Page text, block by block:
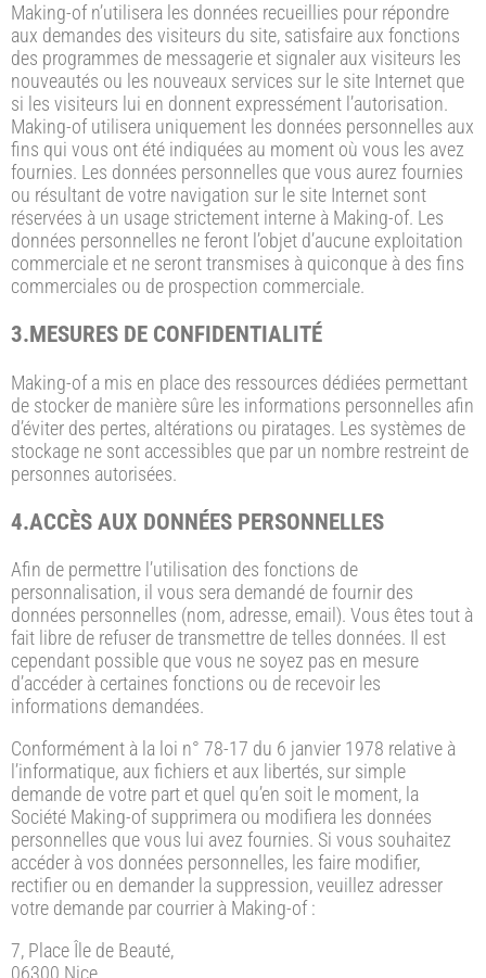
Making-of n’utilisera les données recueillies pour répondre
aux demandes des visiteurs du site, satisfaire aux fonctions
des programmes de messagerie et signaler aux visiteurs les
nouveautés ou les nouveaux services sur le site Internet que
si les visiteurs lui en donnent expressément l’autorisation.
Making-of utilisera uniquement les données personnelles aux
fins qui vous ont été indiquées au moment où vous les avez
fournies. Les données personnelles que vous aurez fournies
ou résultant de votre navigation sur le site Internet sont
réservées à un usage strictement interne à Making-of. Les
données personnelles ne feront l’objet d’aucune exploitation
commerciale et ne seront transmises à quiconque à des fins
commerciales ou de prospection commerciale.
3.MESURES DE CONFIDENTIALITÉ
Making-of a mis en place des ressources dédiées permettant
de stocker de manière sûre les informations personnelles afin
d’éviter des pertes, altérations ou piratages. Les systèmes de
stockage ne sont accessibles que par un nombre restreint de
personnes autorisées.
4.ACCÈS AUX DONNÉES PERSONNELLES
Afin de permettre l’utilisation des fonctions de
personnalisation, il vous sera demandé de fournir des
données personnelles (nom, adresse, email). Vous êtes tout à
fait libre de refuser de transmettre de telles données. Il est
cependant possible que vous ne soyez pas en mesure
d’accéder à certaines fonctions ou de recevoir les
informations demandées.
Conformément à la loi n° 78-17 du 6 janvier 1978 relative à
l’informatique, aux fichiers et aux libertés, sur simple
demande de votre part et quel qu’en soit le moment, la
Société Making-of supprimera ou modifiera les données
personnelles que vous lui avez fournies. Si vous souhaitez
accéder à vos données personnelles, les faire modifier,
rectifier ou en demander la suppression, veuillez adresser
votre demande par courrier à Making-of :
7, Place Île de Beauté,
06300 Nice